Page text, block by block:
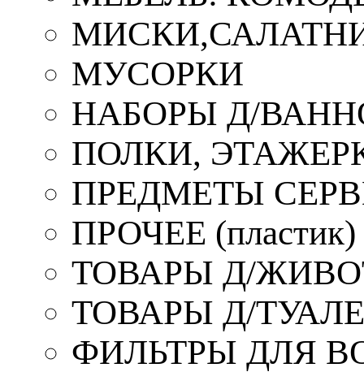
МУСОРКИ
НАБОРЫ Д/
ПОЛКИ,
ПРЕДМЕТЫ
ПРОЧЕЕ (пластик)
ТОВАРЫ Д/
ТОВАРЫ Д/
ФИЛЬТРЫ ДЛЯ